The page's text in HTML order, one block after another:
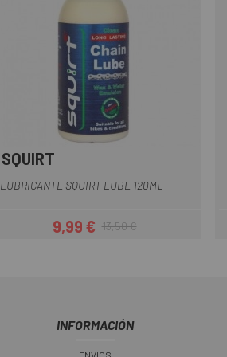
SQUIRT
LUBRICANTE SQUIRT LUBE 120ML
Precio
9,99 €Precio regular
13,50 €
INFORMACIÓN
ENVIOS